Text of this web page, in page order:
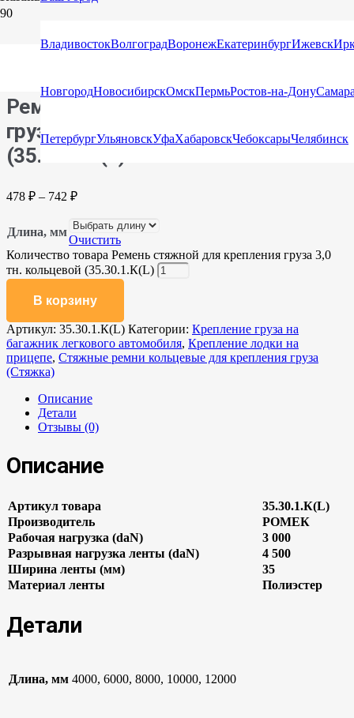
ВладивостокВолгоградВоронежЕкатеринбургИжевск
НовгородНовосибирскОмскПермьРостов-на-Дону
ПетербургУльяновскУфаХабаровскЧебоксарыЧелябинск
Главная/Каталог/Стяжные ремни/Стяжные ремни
Ремень стяжной для крепления
груза 3,0 тн. кольцевой
(35.30.1.К(L)
478 ₽ – 742 ₽
Длина, мм
Очистить
Количество товара Ремень стяжной для крепления груза 3,0
тн. кольцевой (35.30.1.К(L)
В корзину
Артикул: 35.30.1.К(L) Категории: Крепление груза на
багажник легкового автомобиля, Крепление лодки на
прицепе, Стяжные ремни кольцевые для крепления груза
(Стяжка)
Описание
Детали
Отзывы (0)
Описание
Артикул товара
35.30.1.К(L)
Производитель
РОМЕК
Рабочая нагрузка (daN)
3 000
Разрывная нагрузка ленты (daN)
4 500
Ширина ленты (мм)
35
Материал ленты
Полиэстер
Детали
Длина, мм 4000, 6000, 8000, 10000, 12000